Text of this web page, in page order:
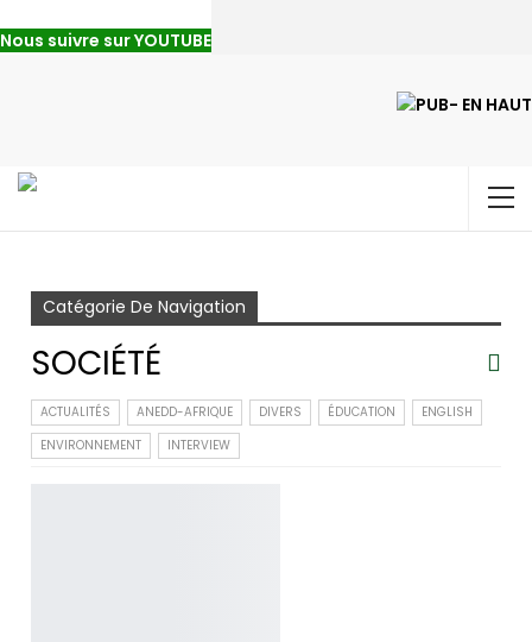
Nous suivre sur YOUTUBE
Catégorie De Navigation
SOCIÉTÉ
ACTUALITÉS ANEDD-AFRIQUE DIVERS ÉDUCATION
ENGLISH
ENVIRONNEMENT
INTERVIEW